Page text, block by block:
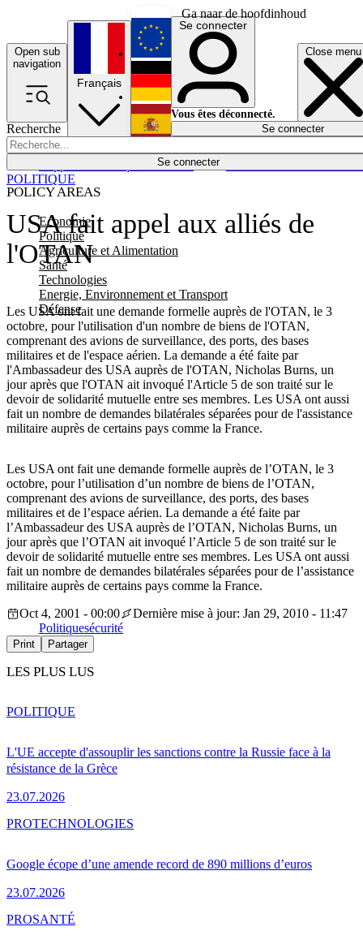
Ga naar de hoofdinhoud
Open sub
navigation
Close menu
Recherche
Se connecter
POLICY AREAS
Economie
Politique
Agriculture et Alimentation
Santé
Technologies
Energie, Environnement et Transport
Défense
Économie
Français
English
Deutsch
Español
Se connecter
Vous êtes déconnecté.
Se connecter
USA fait appel aux alliés de
l'OTAN
Les USA ont fait une demande formelle auprès de l'OTAN, le 3
octobre, pour l'utilisation d'un nombre de biens de l'OTAN,
comprenant des avions de surveillance, des ports, des bases
militaires et de l'espace aérien. La demande a été faite par
l'Ambassadeur des USA auprès de l'OTAN, Nicholas Burns, un
jour après que l'OTAN ait invoqué l'Article 5 de son traité sur le
devoir de solidarité mutuelle entre ses membres. Les USA ont aussi
fait un nombre de demandes bilatérales séparées pour de l'assistance
militaire auprès de certains pays comme la France.
POLITIQUE
Les USA ont fait une demande formelle auprès de l’OTAN, le 3
octobre, pour l’utilisation d’un nombre de biens de l’OTAN,
comprenant des avions de surveillance, des ports, des bases
militaires et de l’espace aérien. La demande a été faite par
l’Ambassadeur des USA auprès de l’OTAN, Nicholas Burns, un
jour après que l’OTAN ait invoqué l’Article 5 de son traité sur le
devoir de solidarité mutuelle entre ses membres. Les USA ont aussi
fait un nombre de demandes bilatérales séparées pour de l’assistance
militaire auprès de certains pays comme la France.
Oct 4, 2001 - 00:00
Dernière mise à jour: Jan 29, 2010 - 11:47
Politiquesécurité
Print Partager
LES PLUS LUS
L'UE accepte d'assouplir les sanctions contre la Russie face à la
résistance de la Grèce
23.07.2026
POLITIQUE
Google écope d’une amende record de 890 millions d’euros
23.07.2026
PROTECHNOLOGIES
PROSANTÉ